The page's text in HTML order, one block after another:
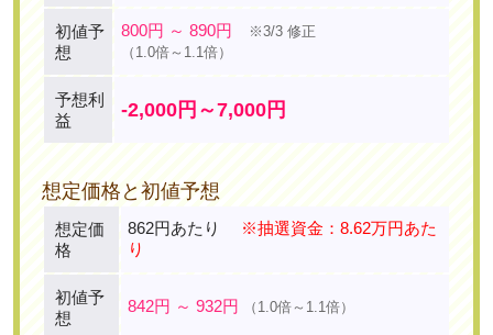
初値予
想
800円 ～ 890円
※3/3 修正
（1.0倍～1.1倍）
予想利
益
-2,000円～7,000円
想定価格と初値予想
想定価
格
862円あたり
※抽選資金：8.62万円あた
り
初値予
想
842円 ～ 932円 （1.0倍～1.1倍）